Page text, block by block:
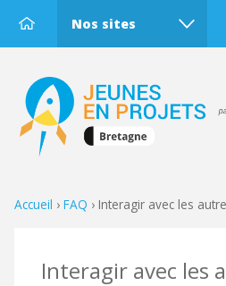
Nos sites
Accueil › FAQ › Interagir avec les
Interagir avec les